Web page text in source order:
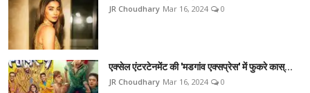
JR Choudhary Mar 16, 2024 0
एक्सेल एंटरटेनमेंट की 'मडगांव एक्सप्रेस' में फुकरे कास्...
JR Choudhary Mar 16, 2024 0